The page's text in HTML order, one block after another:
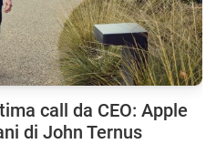
call da CEO: Apple
di John Ternus